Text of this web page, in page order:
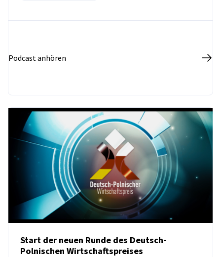
Podcast anhören
Start der neuen Runde des Deutsch-
Polnischen Wirtschaftspreises